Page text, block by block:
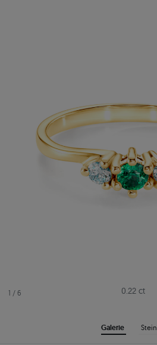
1 / 6
Galerie Stein
0.22 ct